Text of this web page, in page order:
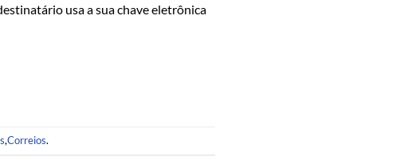
usa a sua chave eletrônica
,Correios.